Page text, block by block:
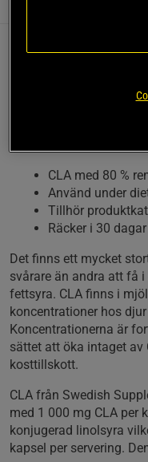
CLA står för
populär produkt i
CLA med 80 %
Använd under
Tillhör
Räcker i 30 dagar
Det finns ett mycket
svårare än andra att få
fettsyra. CLA finns i
koncentrationer hos
Koncentrationerna är
sättet att öka intaget av
kosttillskott.
CLA från Swedish
med 1 000 mg CLA per
konjugerad linolsyra
kapsel per servering.